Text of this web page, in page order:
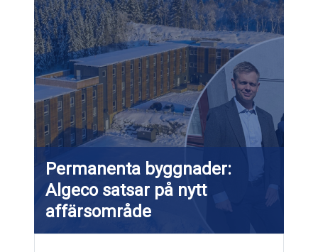
Permanenta byggnader:
Algeco satsar på nytt
affärsområde